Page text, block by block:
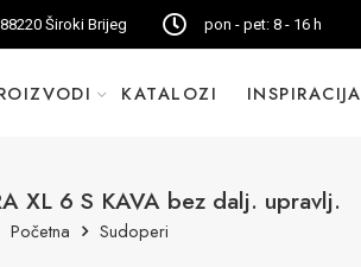
Široki Brijeg pon - pet: 8 - 16 h
KATALOZI INSPIRACIJA
XL 6 S KAVA bez dalj. upravlj.
Početna Sudoperi